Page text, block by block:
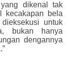
dikenal tak
kecakapan bela
untuk
bukan hanya
dengannya